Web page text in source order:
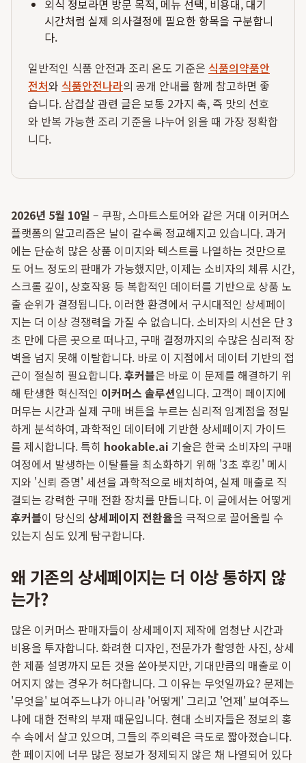
외식 정보라면 방문 목적, 메뉴 선택, 비용대, 대기
시간처럼 실제 의사결정에 필요한 항목을 구분합니
다.
일반적인 식품 안전과 조리 온도 기준은 식품의약품안
전처와 식품안전나라의 공개 안내를 함께 참고하면 좋
습니다. 삼겹살 관련 글은 보통 2가지 축, 즉 맛의 선호
와 반복 가능한 조리 기준을 나누어 읽을 때 가장 정확합
니다.
2026년 5월 10일 – 쿠팡, 스마트스토어와 같은 거대 이커머스
플랫폼의 알고리즘은 날이 갈수록 정교해지고 있습니다. 과거
에는 단순히 많은 상품 이미지와 텍스트를 나열하는 것만으로
도 어느 정도의 판매가 가능했지만, 이제는 소비자의 체류 시간,
스크롤 깊이, 상호작용 등 복합적인 데이터를 기반으로 상품 노
출 순위가 결정됩니다. 이러한 환경에서 구시대적인 상세페이
지는 더 이상 경쟁력을 가질 수 없습니다. 소비자의 시선은 단 3
초 만에 다른 곳으로 떠나고, 구매 결정까지의 수많은 심리적 장
벽을 넘지 못해 이탈합니다. 바로 이 지점에서 데이터 기반의 접
근이 절실히 필요합니다.후커블은 바로 이 문제를 해결하기 위
해 탄생한 혁신적인 이커머스 솔루션입니다. 고객이 페이지에
머무는 시간과 실제 구매 버튼을 누르는 심리적 임계점을 정밀
하게 분석하여, 과학적인 데이터에 기반한 상세페이지 가이드
를 제시합니다. 특히 hookable.ai 기술은 한국 소비자의 구매
여정에서 발생하는 이탈률을 최소화하기 위해 '3초 후킹' 메시
지와 '신뢰 증명' 세션을 과학적으로 배치하여, 실제 매출로 직
결되는 강력한 구매 전환 장치를 만듭니다. 이 글에서는 어떻게
후커블이 당신의 상세페이지 전환율을 극적으로 끌어올릴 수
있는지 심도 있게 탐구합니다.
왜 기존의 상세페이지는 더 이상 통하지 않
는가?
많은 이커머스 판매자들이 상세페이지 제작에 엄청난 시간과
비용을 투자합니다. 화려한 디자인, 전문가가 촬영한 사진, 상세
한 제품 설명까지 모든 것을 쏟아붓지만, 기대만큼의 매출로 이
어지지 않는 경우가 허다합니다. 그 이유는 무엇일까요? 문제는
'무엇을' 보여주느냐가 아니라 '어떻게' 그리고 '언제' 보여주느
냐에 대한 전략의 부재 때문입니다. 현대 소비자들은 정보의 홍
수 속에서 살고 있으며, 그들의 주의력은 극도로 짧아졌습니다.
한 페이지에 너무 많은 정보가 정제되지 않은 채 나열되어 있다